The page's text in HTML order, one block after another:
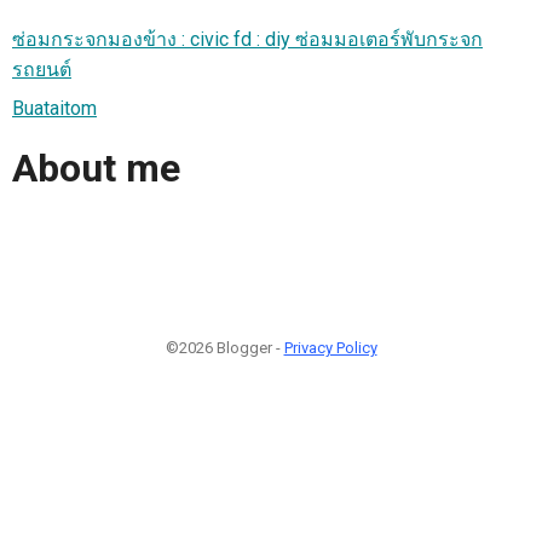
ซ่อมกระจกมองข้าง : civic fd : diy ซ่อมมอเตอร์พับกระจก
รถยนต์
Buataitom
About me
©2026 Blogger - Privacy Policy